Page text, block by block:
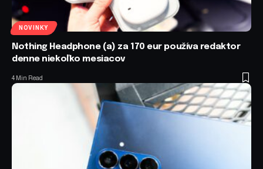
NOVINKY
Nothing Headphone (a) za 170 eur používa redaktor
denne niekoľko mesiacov
4 Min Read